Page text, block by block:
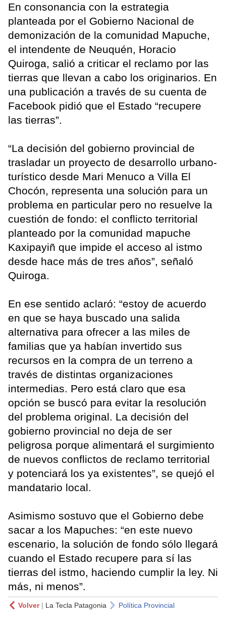
En consonancia con la estrategia
planteada por el Gobierno Nacional de
demonización de la comunidad Mapuche,
el intendente de Neuquén, Horacio
Quiroga, salió a criticar el reclamo por las
tierras que llevan a cabo los originarios. En
una publicación a través de su cuenta de
Facebook pidió que el Estado “recupere
las tierras”.
“La decisión del gobierno provincial de
trasladar un proyecto de desarrollo urbano-
turístico desde Mari Menuco a Villa El
Chocón, representa una solución para un
problema en particular pero no resuelve la
cuestión de fondo: el conflicto territorial
planteado por la comunidad mapuche
Kaxipayiñ que impide el acceso al istmo
desde hace más de tres años”, señaló
Quiroga.
En ese sentido aclaró: “estoy de acuerdo
en que se haya buscado una salida
alternativa para ofrecer a las miles de
familias que ya habían invertido sus
recursos en la compra de un terreno a
través de distintas organizaciones
intermedias. Pero está claro que esa
opción se buscó para evitar la resolución
del problema original. La decisión del
gobierno provincial no deja de ser
peligrosa porque alimentará el surgimiento
de nuevos conflictos de reclamo territorial
y potenciará los ya existentes”, se quejó el
mandatario local.
Asimismo sostuvo que el Gobierno debe
sacar a los Mapuches: “en este nuevo
escenario, la solución de fondo sólo llegará
cuando el Estado recupere para sí las
tierras del istmo, haciendo cumplir la ley. Ni
más, ni menos”.
Volver| La Tecla Patagonia Política Provincial